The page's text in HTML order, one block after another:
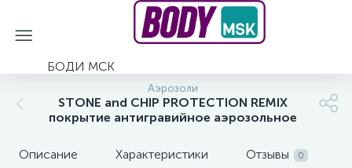
БОДИ МСК
Аэрозоли
STONE and CHIP PROTECTION REMIX
покрытие антигравийное аэрозольное
Описание Характеристики Отзывы 0